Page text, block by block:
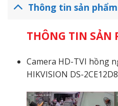
Thông tin sản phẩm
THÔNG TIN SẢN
Camera HD-TVI hồng
HIKVISION DS-